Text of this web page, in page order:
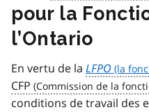
pour la
l’Ontario
En vertu de la LFPO
CFP
conditions de travail des